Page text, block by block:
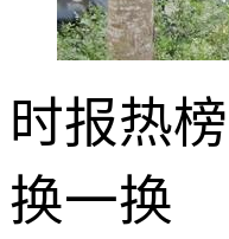
时报热榜
换一换